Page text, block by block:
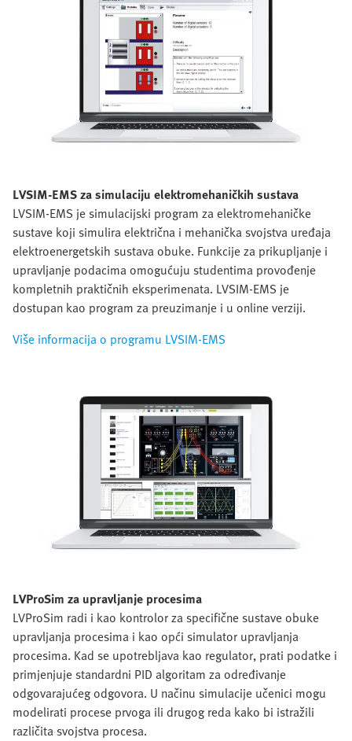
LVSIM-EMS za simulaciju elektromehaničkih sustava
LVSIM-EMS je simulacijski program za elektromehaničke
sustave koji simulira električna i mehanička svojstva uređaja
elektroenergetskih sustava obuke. Funkcije za prikupljanje i
upravljanje podacima omogućuju studentima provođenje
kompletnih praktičnih eksperimenata. LVSIM-EMS je
dostupan kao program za preuzimanje i u online verziji.
Više informacija o programu LVSIM-EMS
LVProSim za upravljanje procesima
LVProSim radi i kao kontrolor za specifične sustave obuke
upravljanja procesima i kao opći simulator upravljanja
procesima. Kad se upotrebljava kao regulator, prati podatke i
primjenjuje standardni PID algoritam za određivanje
odgovarajućeg odgovora. U načinu simulacije učenici mogu
modelirati procese prvoga ili drugog reda kako bi istražili
različita svojstva procesa.